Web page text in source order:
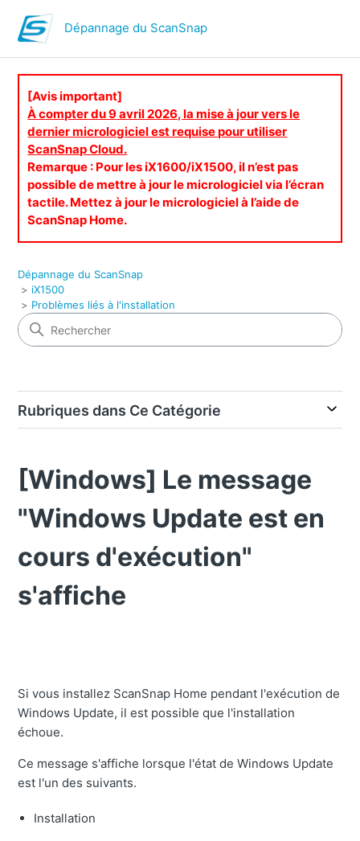
Dépannage du ScanSnap
[Avis important]
À compter du 9 avril 2026, la mise à jour vers le
dernier micrologiciel est requise pour utiliser
ScanSnap Cloud.
Remarque : Pour les iX1600/iX1500, il n’est pas
possible de mettre à jour le micrologiciel via l’écran
tactile. Mettez à jour le micrologiciel à l’aide de
ScanSnap Home.
Dépannage du ScanSnap
iX1500
Problèmes liés à l'installation
Rubriques dans Ce Catégorie
[Windows] Le message
"Windows Update est en
cours d'exécution"
s'affiche
Si vous installez ScanSnap Home pendant l'exécution de
Windows Update, il est possible que l'installation
échoue.
Ce message s'affiche lorsque l'état de Windows Update
est l'un des suivants.
Installation